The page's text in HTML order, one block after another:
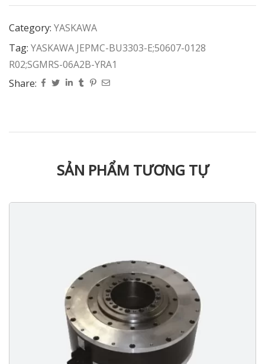
Category: YASKAWA
Tag: YASKAWA JEPMC-BU3303-E;50607-0128
R02;SGMRS-06A2B-YRA1
Share:
SẢN PHẨM TƯƠNG TỰ